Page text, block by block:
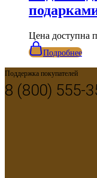
Цена доступна
Подробнее
Поддержка покупателей
8 (800) 555-